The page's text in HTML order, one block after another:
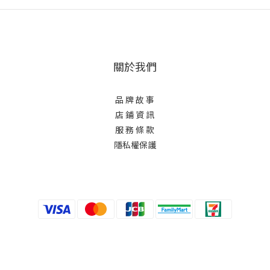
關於我們
品 牌 故 事
店 鋪 資 訊
服 務 條 款
隱私權保護